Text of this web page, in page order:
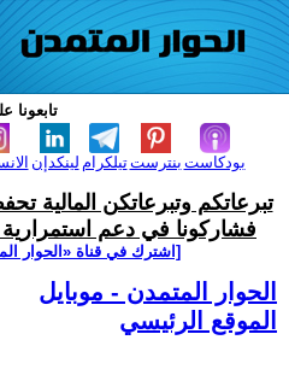
تابعونا
لينكدإن تيلكرامبنترست بودكاست
تبرعاتكم وتبرعاتكن المالية
فشاركونا في دعم استمرارية
[اشترك في قناة ‫«الحوار
الحوار المتمدن - موبايل
الموقع الرئيسي